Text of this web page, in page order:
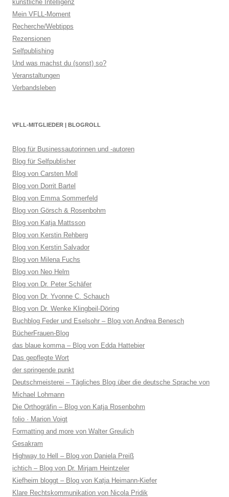
künstliche Intelligenz
Mein VFLL-Moment
Recherche/Webtipps
Rezensionen
Selfpublishing
Und was machst du (sonst) so?
Veranstaltungen
Verbandsleben
VFLL-MITGLIEDER | BLOGROLL
Blog für Businessautorinnen und -autoren
Blog für Selfpublisher
Blog von Carsten Moll
Blog von Dorrit Bartel
Blog von Emma Sommerfeld
Blog von Görsch & Rosenbohm
Blog von Katja Mattsson
Blog von Kerstin Rehberg
Blog von Kerstin Salvador
Blog von Milena Fuchs
Blog von Neo Helm
Blog von Dr. Peter Schäfer
Blog von Dr. Yvonne C. Schauch
Blog von Dr. Wenke Klingbeil-Döring
Buchblog Feder und Eselsohr – Blog von Andrea Benesch
BücherFrauen-Blog
das blaue komma – Blog von Edda Hattebier
Das gepflegte Wort
der springende punkt
Deutschmeisterei – Tägliches Blog über die deutsche Sprache von
Michael Lohmann
Die Orthogräfin – Blog von Katja Rosenbohm
folio · Marion Voigt
Formatting and more von Walter Greulich
Gesakram
Highway to Hell – Blog von Daniela Preiß
ichtich – Blog von Dr. Mirjam Heintzeler
Kiefheim bloggt – Blog von Katja Heimann-Kiefer
Klare Rechtskommunikation von Nicola Pridik